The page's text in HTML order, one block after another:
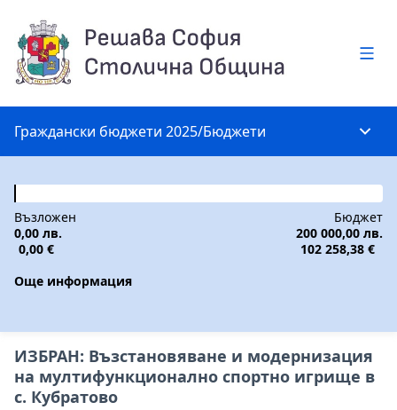
Граждански бюджети 2025/Бюджети
Възложен
0,00 лв.
0,00 €
Бюджет
200 000,00 лв.
102 258,38 €
Още информация
ИЗБРАН: Възстановяване и модернизация
на мултифункционално спортно игрище в
с. Кубратово